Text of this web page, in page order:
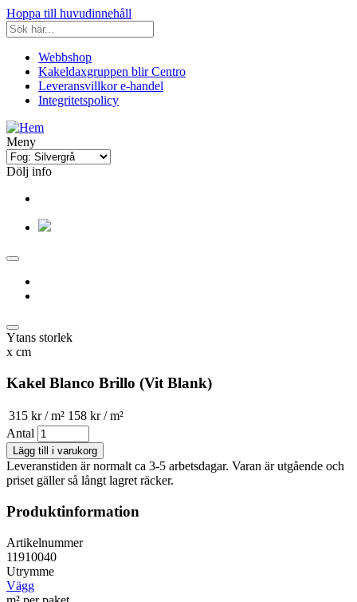
Hoppa till huvudinnehåll
Webbshop
Kakeldaxgruppen blir Centro
Leveransvillkor e-handel
Integritetspolicy
Meny
Dölj info
Ytans storlek
x cm
Kakel Blanco Brillo (Vit Blank)
315 kr / m² 158 kr / m²
Antal
Leveranstiden är normalt ca 3-5 arbetsdagar. Varan är utgående och
priset gäller så långt lagret räcker.
Produktinformation
Artikelnummer
11910040
Utrymme
Vägg